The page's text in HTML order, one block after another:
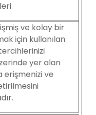
ve kolay bir
için kullanılan
yer alan
erişmenizi ve